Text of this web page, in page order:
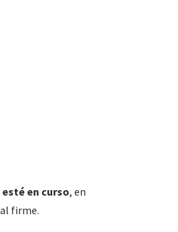
en curso, en
firme.